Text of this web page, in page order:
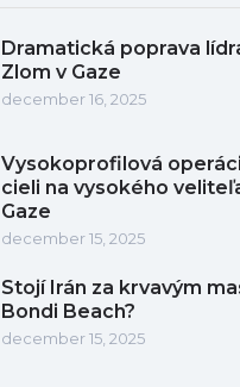
Dramatická poprava
Zlom v Gaze
december 16, 2025
Vysokoprofilová
cieli na vysokého
Gaze
december 15, 2025
Stojí Irán za krvavým
Bondi Beach?
december 15, 2025